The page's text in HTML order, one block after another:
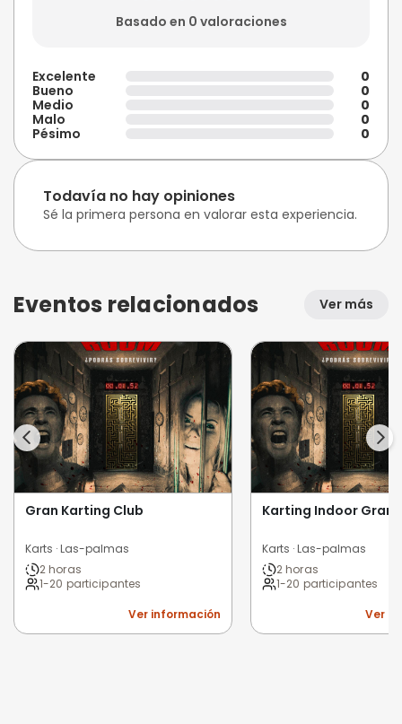
Basado en 0 valoraciones
Excelente
0
Bueno
0
Medio
0
Malo
0
Pésimo
0
Todavía no hay opiniones
Sé la primera persona en valorar esta experiencia.
Eventos relacionados Ver más
Gran Karting Club
Karts · Las-palmas
2 horas
1-20 participantes
Ver información
Karting Indoor Gran
Karts · Las-palmas
2 horas
1-20 participantes
Ver